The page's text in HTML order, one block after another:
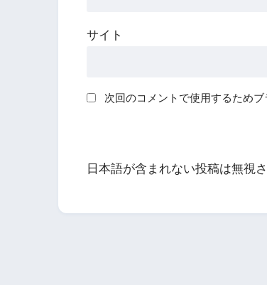
サイト
次回のコメントで使用するため
日本語が含まれない投稿は無視